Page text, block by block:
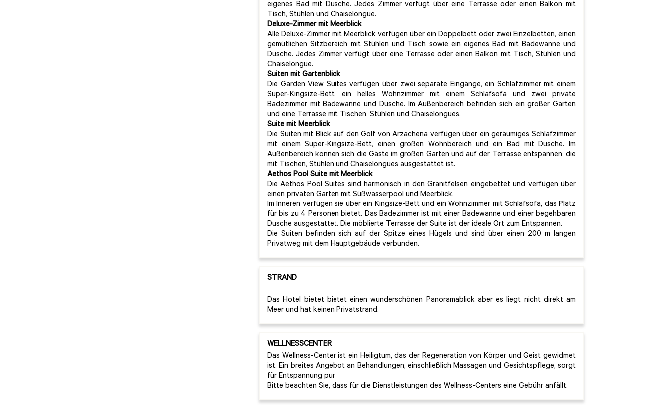
eigenes Bad mit Dusche. Jedes Zimmer verfügt über eine Terrasse oder einen Balkon mit
Tisch, Stühlen und Chaiselongue.
Deluxe-Zimmer mit Meerblick
Alle Deluxe-Zimmer mit Meerblick verfügen über ein Doppelbett oder zwei Einzelbetten, einen
gemütlichen Sitzbereich mit Stühlen und Tisch sowie ein eigenes Bad mit Badewanne und
Dusche. Jedes Zimmer verfügt über eine Terrasse oder einen Balkon mit Tisch, Stühlen und
Chaiselongue.
Suiten mit Gartenblick
Die Garden View Suites verfügen über zwei separate Eingänge, ein Schlafzimmer mit einem
Super-Kingsize-Bett, ein helles Wohnzimmer mit einem Schlafsofa und zwei private
Badezimmer mit Badewanne und Dusche. Im Außenbereich befinden sich ein großer Garten
und eine Terrasse mit Tischen, Stühlen und Chaiselongues.
Suite mit Meerblick
Die Suiten mit Blick auf den Golf von Arzachena verfügen über ein geräumiges Schlafzimmer
mit einem Super-Kingsize-Bett, einen großen Wohnbereich und ein Bad mit Dusche. Im
Außenbereich können sich die Gäste im großen Garten und auf der Terrasse entspannen, die
mit Tischen, Stühlen und Chaiselongues ausgestattet ist.
Aethos Pool Suite mit Meerblick
Die Aethos Pool Suites sind harmonisch in den Granitfelsen eingebettet und verfügen über
einen privaten Garten mit Süßwasserpool und Meerblick.
Im Inneren verfügen sie über ein Kingsize-Bett und ein Wohnzimmer mit Schlafsofa, das Platz
für bis zu 4 Personen bietet. Das Badezimmer ist mit einer Badewanne und einer begehbaren
Dusche ausgestattet. Die möblierte Terrasse der Suite ist der ideale Ort zum Entspannen.
Die Suiten befinden sich auf der Spitze eines Hügels und sind über einen 200 m langen
Privatweg mit dem Hauptgebäude verbunden.
STRAND
Das Hotel bietet bietet einen wunderschönen Panoramablick aber es liegt nicht direkt am
Meer und hat keinen Privatstrand.
WELLNESSCENTER
Das Wellness-Center ist ein Heiligtum, das der Regeneration von Körper und Geist gewidmet
ist. Ein breites Angebot an Behandlungen, einschließlich Massagen und Gesichtspflege, sorgt
für Entspannung pur.
Bitte beachten Sie, dass für die Dienstleistungen des Wellness-Centers eine Gebühr anfällt.